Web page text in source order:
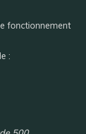
fonctionnement
: